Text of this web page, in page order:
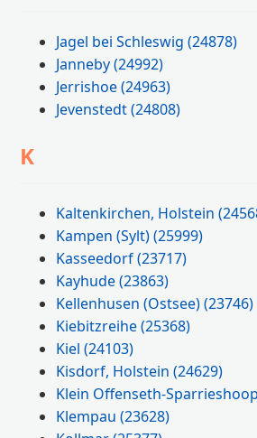
Jagel bei Schleswig(24878)
Janneby(24992)
Jerrishoe(24963)
Jevenstedt(24808)
K
Kaltenkirchen, Holstein
Kampen (Sylt)(25999)
Kasseedorf(23717)
Kayhude(23863)
Kellenhusen (Ostsee)(23746)
Kiebitzreihe(25368)
Kiel(24103)
Kisdorf, Holstein(24629)
Klein Offenseth-
Klempau(23628)